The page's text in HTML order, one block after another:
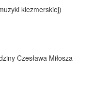
klezmerskiej)
Czesława Miłosza